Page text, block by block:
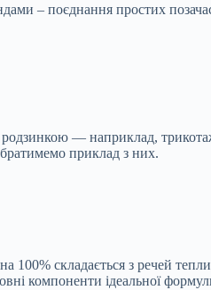
– поєднання простих
родзинкою — наприклад,
приклад з них.
складається з речей
компоненти ідеальної